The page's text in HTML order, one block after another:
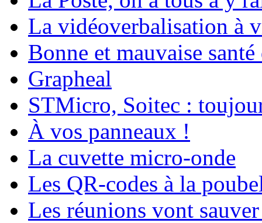
La vidéoverbalisation à
Bonne et mauvaise
Grapheal
STMicro, Soitec :
À vos panneaux !
La cuvette micro-onde
Les QR-codes à la
Les réunions vont